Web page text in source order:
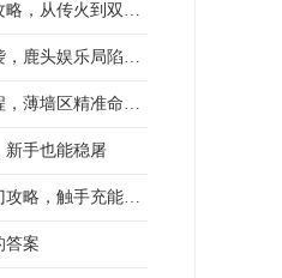
第五人格厂长里奥全方位攻略，从传火到双傀的控场之道
第五人格最强求生者的逆袭，鹿头娱乐局陷阱流与绝活哥打法分享
第五人格杰克隔墙雾刃教程，薄墙区精准命中技巧
新手也能稳屠
第五人格黄衣之主新手入门攻略，触手充能机制及避坑要点
答案